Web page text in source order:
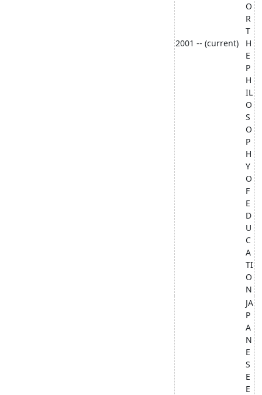
2001 -- (current)
O
R
T
H
E
P
H
IL
O
S
O
P
H
Y
O
F
E
D
U
C
A
TI
O
N
JA
P
A
N
E
S
E
E